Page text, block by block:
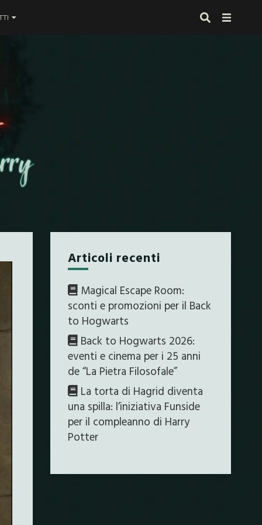
proprio alla fine
Articoli recenti
Magical Escape Room:
sconti e promozioni per il Back
to Hogwarts
Back to Hogwarts 2026:
eventi e cinema per i 25 anni
de “La Pietra Filosofale”
La torta di Hagrid diventa
una spilla: l’iniziativa Funside
per il compleanno di Harry
Potter